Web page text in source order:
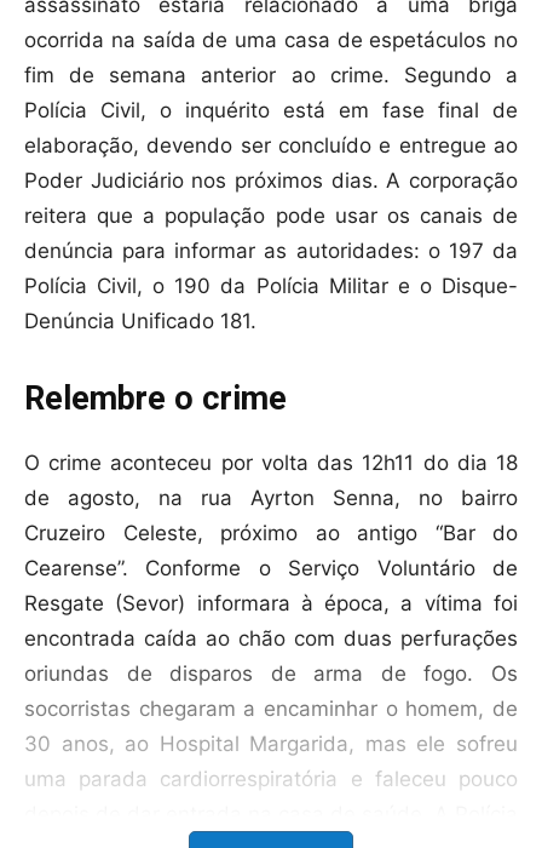
ocorrida na saída de uma casa de espetáculos no
fim de semana anterior ao crime. Segundo a
Polícia Civil, o inquérito está em fase final de
elaboração, devendo ser concluído e entregue ao
Poder Judiciário nos próximos dias. A corporação
reitera que a população pode usar os canais de
denúncia para informar as autoridades: o 197 da
Polícia Civil, o 190 da Polícia Militar e o Disque-
Denúncia Unificado 181.
Relembre o crime
O crime aconteceu por volta das 12h11 do dia 18
de agosto, na rua Ayrton Senna, no bairro
Cruzeiro Celeste, próximo ao antigo “Bar do
Cearense”. Conforme o Serviço Voluntário de
Resgate (Sevor) informara à época, a vítima foi
encontrada caída ao chão com duas perfurações
oriundas de disparos de arma de fogo. Os
socorristas chegaram a encaminhar o homem, de
30 anos, ao Hospital Margarida, mas ele sofreu
uma parada cardiorrespiratória e faleceu pouco